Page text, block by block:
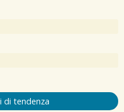
tendenza